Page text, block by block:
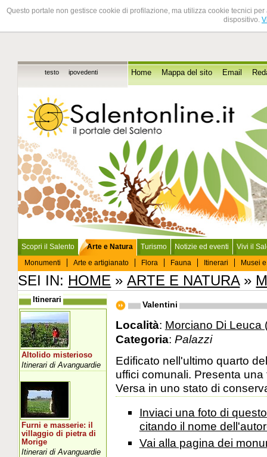
Questo portale non gestisce cookie di profilazione, ma utilizza cookie tecnici
dispositivo.
testo ipovedenti Home Mappa del sito Email
Scopri il Salento
Arte e Natura
Monumenti
Arte e artigianato Flora Fauna Itinerari Musei
Turismo Notizie ed eventi Vivi il
SEI IN: HOME »ARTE E NATURA»
Valentini
Località: Morciano Di Leuca
Categoria: Palazzi
Edificato nell'ultimo quarto
uffici comunali. Presenta
Versa in uno stato di
Inviaci una foto di
citando il nome
Vai alla pagina dei
Itinerari
Altolido misterioso
Itinerari di Avanguardie
Furni e masserie: il
villaggio di pietra di
Morige
Itinerari di Avanguardie